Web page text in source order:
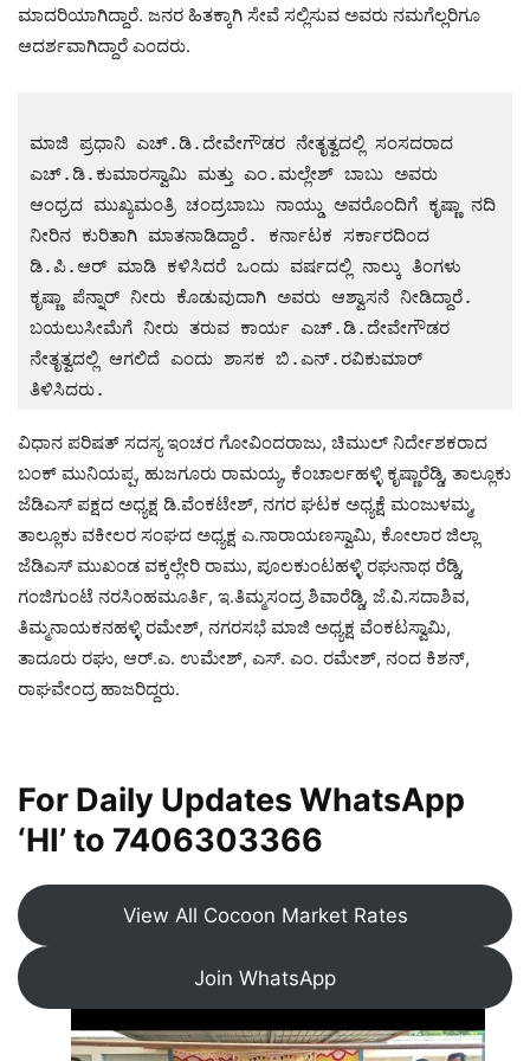
ಮಾದರಿಯಾಗಿದ್ದಾರೆ. ಜನರ ಹಿತಕ್ಕಾಗಿ ಸೇವೆ ಸಲ್ಲಿಸುವ ಅವರು ನಮಗೆಲ್ಲರಿಗೂ
ಆದರ್ಶವಾಗಿದ್ದಾರೆ ಎಂದರು.
ಮಾಜಿ ಪ್ರಧಾನಿ ಎಚ್.ಡಿ.ದೇವೇಗೌಡರ ನೇತೃತ್ವದಲ್ಲಿ ಸಂಸದರಾದ
ಎಚ್.ಡಿ.ಕುಮಾರಸ್ವಾಮಿ ಮತ್ತು ಎಂ.ಮಲ್ಲೇಶ್ ಬಾಬು ಅವರು
ಆಂಧ್ರದ ಮುಖ್ಯಮಂತ್ರಿ ಚಂದ್ರಬಾಬು ನಾಯ್ಡು ಅವರೊಂದಿಗೆ ಕೃಷ್ಣಾ ನದಿ
ನೀರಿನ ಕುರಿತಾಗಿ ಮಾತನಾಡಿದ್ದಾರೆ. ಕರ್ನಾಟಕ ಸರ್ಕಾರದಿಂದ
ಡಿ.ಪಿ.ಆರ್ ಮಾಡಿ ಕಳಿಸಿದರೆ ಒಂದು ವರ್ಷದಲ್ಲಿ ನಾಲ್ಕು ತಿಂಗಳು
ಕೃಷ್ಣಾ ಪೆನ್ನಾರ್ ನೀರು ಕೊಡುವುದಾಗಿ ಅವರು ಆಶ್ವಾಸನೆ ನೀಡಿದ್ದಾರೆ.
ಬಯಲುಸೀಮೆಗೆ ನೀರು ತರುವ ಕಾರ್ಯ ಎಚ್.ಡಿ.ದೇವೇಗೌಡರ
ನೇತೃತ್ವದಲ್ಲಿ ಆಗಲಿದೆ ಎಂದು ಶಾಸಕ ಬಿ.ಎನ್.ರವಿಕುಮಾರ್
ತಿಳಿಸಿದರು.
ವಿಧಾನ ಪರಿಷತ್ ಸದಸ್ಯ ಇಂಚರ ಗೋವಿಂದರಾಜು, ಚಿಮುಲ್ ನಿರ್ದೇಶಕರಾದ
ಬಂಕ್ ಮುನಿಯಪ್ಪ, ಹುಜಗೂರು ರಾಮಯ್ಯ, ಕೆಂಚಾರ್ಲಹಳ್ಳಿ ಕೃಷ್ಣಾರೆಡ್ಡಿ, ತಾಲ್ಲೂಕು
ಜೆಡಿಎಸ್ ಪಕ್ಷದ ಅಧ್ಯಕ್ಷ ಡಿ.ವೆಂಕಟೇಶ್, ನಗರ ಘಟಕ ಅಧ್ಯಕ್ಷೆ ಮಂಜುಳಮ್ಮ,
ತಾಲ್ಲೂಕು ವಕೀಲರ ಸಂಘದ ಅಧ್ಯಕ್ಷ ಎ.ನಾರಾಯಣಸ್ವಾಮಿ, ಕೋಲಾರ ಜಿಲ್ಲಾ
ಜೆಡಿಎಸ್ ಮುಖಂಡ ವಕ್ಕಲ್ಲೇರಿ ರಾಮು, ಪೂಲಕುಂಟಹಳ್ಳಿ ರಘುನಾಥ ರೆಡ್ಡಿ,
ಗಂಜಿಗುಂಟೆ ನರಸಿಂಹಮೂರ್ತಿ, ಇ.ತಿಮ್ಮಸಂದ್ರ ಶಿವಾರೆಡ್ಡಿ, ಜೆ.ವಿ.ಸದಾಶಿವ,
ತಿಮ್ಮನಾಯಕನಹಳ್ಳಿ ರಮೇಶ್, ನಗರಸಭೆ ಮಾಜಿ ಅಧ್ಯಕ್ಷ ವೆಂಕಟಸ್ವಾಮಿ,
ತಾದೂರು ರಘು, ಆರ್.ಎ. ಉಮೇಶ್, ಎಸ್. ಎಂ. ರಮೇಶ್, ನಂದ ಕಿಶನ್,
ರಾಘವೇಂದ್ರ ಹಾಜರಿದ್ದರು.
For Daily Updates WhatsApp
‘HI’ to 7406303366
View All Cocoon Market Rates
Join WhatsApp